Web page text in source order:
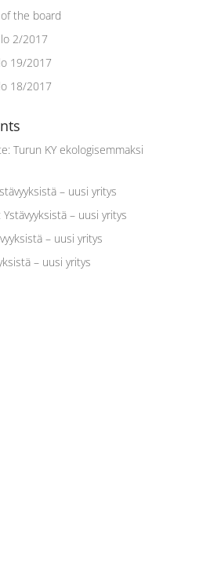
the board
2/2017
19/2017
18/2017
Turun KY ekologisemmaksi
– uusi yritys
Ystävyyksistä – uusi yritys
– uusi yritys
– uusi yritys